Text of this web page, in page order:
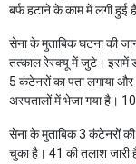
बर्फ हटाने के काम में लगी
सेना के मुताबिक घटना की
तत्काल रेस्क्यू में जुटे। इसमें
5 कंटेनरों का पता लगाया
अस्पतालों में भेजा गया है।
सेना के मुताबिक 3 कंटेनरों
चुका है। 41 की तलाश जारी